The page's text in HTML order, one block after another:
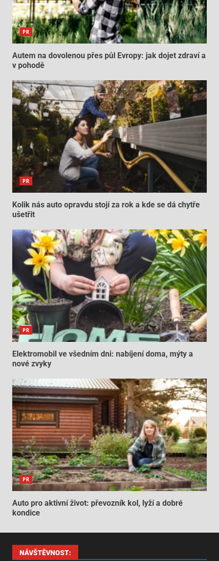
PR
Autem na dovolenou přes půl Evropy: jak dojet zdraví a
v pohodě
PR
Kolik nás auto opravdu stojí za rok a kde se dá chytře
ušetřit
PR
Elektromobil ve všedním dni: nabíjení doma, mýty a
nové zvyky
PR
Auto pro aktivní život: převozník kol, lyží a dobré
kondice
NÁVŠTĚVNOST: